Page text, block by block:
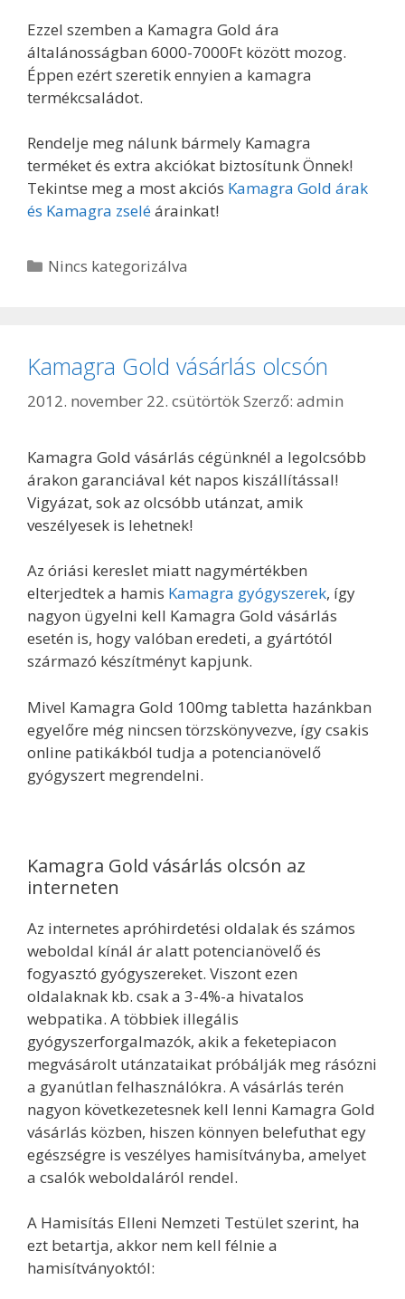
Ezzel szemben a Kamagra Gold ára
általánosságban 6000-7000Ft között mozog.
Éppen ezért szeretik ennyien a kamagra
termékcsaládot.
Rendelje meg nálunk bármely Kamagra
terméket és extra akciókat biztosítunk Önnek!
Tekintse meg a most akciós Kamagra Gold árak
és Kamagra zseléárainkat!
Kategória
Nincs kategorizálva
Kamagra Gold vásárlás olcsón
2012. november 22. csütörtökSzerző: admin
Kamagra Gold vásárlás cégünknél a legolcsóbb
árakon garanciával két napos kiszállítással!
Vigyázat, sok az olcsóbb utánzat, amik
veszélyesek is lehetnek!
Az óriási kereslet miatt nagymértékben
elterjedtek a hamis Kamagra gyógyszerek, így
nagyon ügyelni kell Kamagra Gold vásárlás
esetén is, hogy valóban eredeti, a gyártótól
származó készítményt kapjunk.
Mivel Kamagra Gold 100mg tabletta hazánkban
egyelőre még nincsen törzskönyvezve, így csakis
online patikákból tudja a potencianövelő
gyógyszert megrendelni.
Kamagra Gold vásárlás olcsón az
interneten
Az internetes apróhirdetési oldalak és számos
weboldal kínál ár alatt potencianövelő és
fogyasztó gyógyszereket. Viszont ezen
oldalaknak kb. csak a 3-4%-a hivatalos
webpatika. A többiek illegális
gyógyszerforgalmazók, akik a feketepiacon
megvásárolt utánzataikat próbálják meg rásózni
a gyanútlan felhasználókra. A vásárlás terén
nagyon következetesnek kell lenni Kamagra Gold
vásárlás közben, hiszen könnyen belefuthat egy
egészségre is veszélyes hamisítványba, amelyet
a csalók weboldaláról rendel.
A Hamisítás Elleni Nemzeti Testület szerint, ha
ezt betartja, akkor nem kell félnie a
hamisítványoktól: